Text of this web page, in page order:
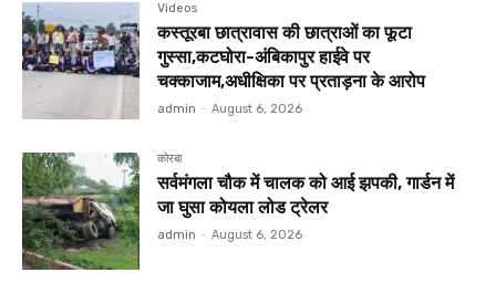
Videos
कस्तूरबा छात्रावास की छात्राओं का फूटा
गुस्सा,कटघोरा-अंबिकापुर हाईवे पर
चक्काजाम,अधीक्षिका पर प्रताड़ना के आरोप
admin - August 6, 2026
कोरबा
सर्वमंगला चौक में चालक को आई झपकी, गार्डन में
जा घुसा कोयला लोड ट्रेलर
admin - August 6, 2026